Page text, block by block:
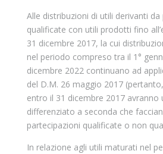
Alle distribuzioni di utili derivanti
qualificate con utili prodotti fino
31 dicembre 2017, la cui
nel periodo compreso tra il 1°
dicembre 2022 continuano ad
del D.M. 26 maggio 2017
entro il 31 dicembre 2017
differenziato a seconda che
partecipazioni qualificate o non
In relazione agli utili maturati nel